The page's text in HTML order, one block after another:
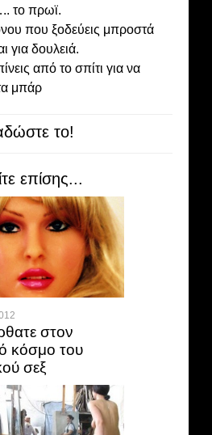
το πρωϊ.
που ξοδεύεις μπροστά
για δουλειά.
από το σπίτι για να
μπάρ
το!
επίσης...
στον
κόσμο του
σεξ